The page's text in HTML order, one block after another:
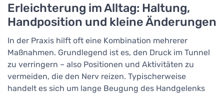
Erleichterung im Alltag: Haltung,
Handposition und kleine Änderungen
In der Praxis hilft oft eine Kombination mehrerer
Maßnahmen. Grundlegend ist es, den Druck im Tunnel
zu verringern – also Positionen und Aktivitäten zu
vermeiden, die den Nerv reizen. Typischerweise
handelt es sich um lange Beugung des Handgelenks